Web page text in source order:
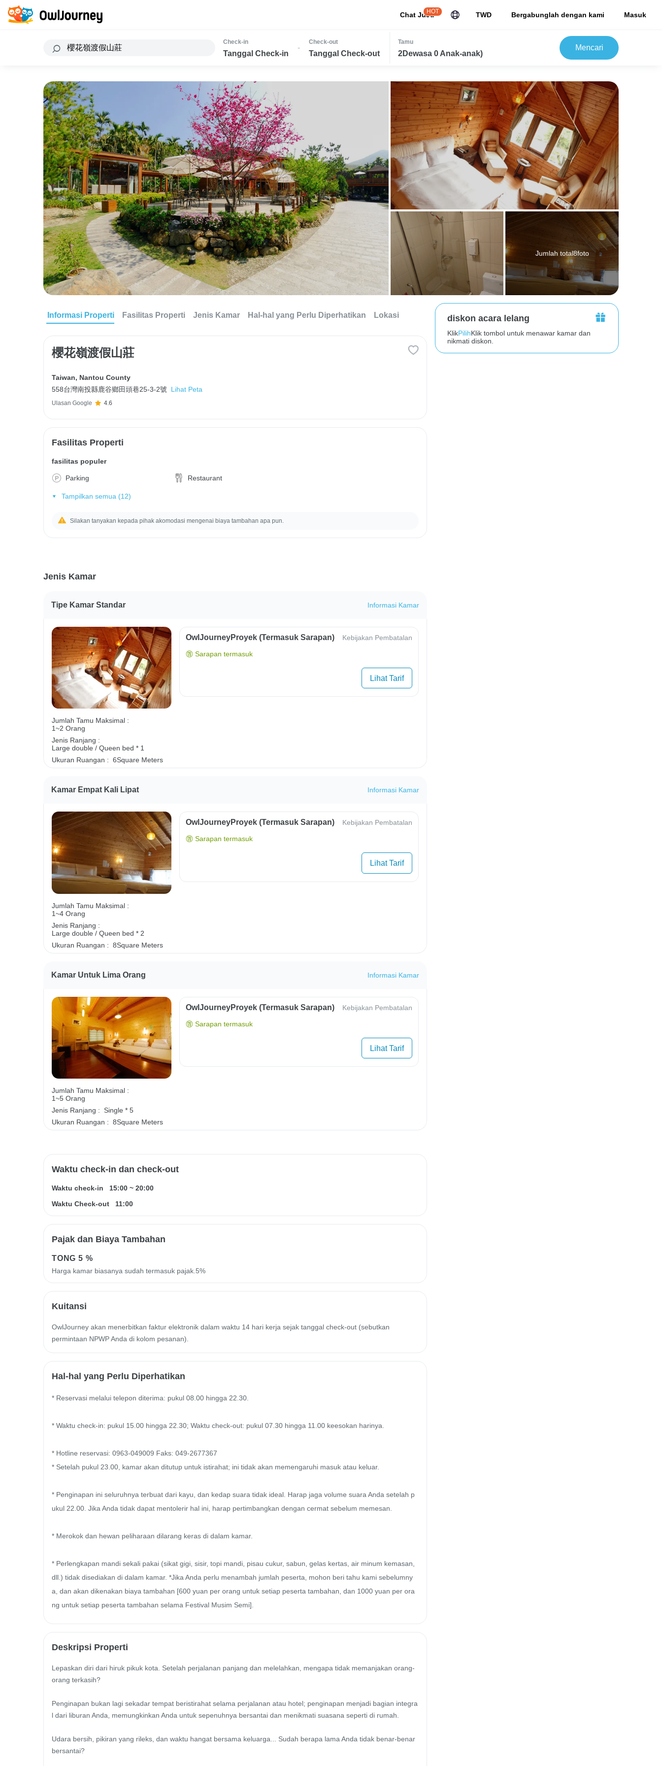
Chat JuJu
HOT TWD Bergabunglah dengan kami Masuk
Check-in
Tanggal Check-in
-
Check-out
Tanggal Check-out
Tamu
2Dewasa 0 Anak-anak)
Mencari
Jumlah total8foto
Informasi Properti Fasilitas Properti Jenis Kamar Hal-hal yang Perlu Diperhatikan Lokasi
櫻花嶺渡假山莊
Taiwan, Nantou County
558台灣南投縣鹿谷鄉田頭巷25-3-2號
Lihat Peta
Ulasan Google 4.6
Fasilitas Properti
fasilitas populer
Parking Restaurant
Tampilkan semua (12)
Silakan tanyakan kepada pihak akomodasi mengenai biaya tambahan apa pun.
Jenis Kamar
Tipe Kamar Standar Informasi Kamar
Jumlah Tamu Maksimal :
1~2 Orang
Jenis Ranjang :
Large double / Queen bed * 1
Ukuran Ruangan : 6Square Meters
OwlJourneyProyek (Termasuk Sarapan) Kebijakan Pembatalan
Sarapan termasuk
Lihat Tarif
Kamar Empat Kali Lipat Informasi Kamar
Jumlah Tamu Maksimal :
1~4 Orang
Jenis Ranjang :
Large double / Queen bed * 2
Ukuran Ruangan : 8Square Meters
OwlJourneyProyek (Termasuk Sarapan) Kebijakan Pembatalan
Sarapan termasuk
Lihat Tarif
Kamar Untuk Lima Orang Informasi Kamar
Jumlah Tamu Maksimal :
1~5 Orang
Jenis Ranjang :
Single * 5
Ukuran Ruangan : 8Square Meters
OwlJourneyProyek (Termasuk Sarapan) Kebijakan Pembatalan
Sarapan termasuk
Lihat Tarif
Waktu check-in dan check-out
Waktu check-in 15:00 ~ 20:00
Waktu Check-out
11:00
Pajak dan Biaya Tambahan
TONG 5 %
Harga kamar biasanya sudah termasuk pajak.5%
Kuitansi
OwlJourney akan menerbitkan faktur elektronik dalam waktu 14 hari kerja sejak tanggal check-out (sebutkan
permintaan NPWP Anda di kolom pesanan).
Hal-hal yang Perlu Diperhatikan
* Reservasi melalui telepon diterima: pukul 08.00 hingga 22.30.
* Waktu check-in: pukul 15.00 hingga 22.30; Waktu check-out: pukul 07.30 hingga 11.00 keesokan harinya.
* Hotline reservasi: 0963-049009 Faks: 049-2677367
* Setelah pukul 23.00, kamar akan ditutup untuk istirahat; ini tidak akan memengaruhi masuk atau keluar.
* Penginapan ini seluruhnya terbuat dari kayu, dan kedap suara tidak ideal. Harap jaga volume suara Anda setelah p
ukul 22.00. Jika Anda tidak dapat mentolerir hal ini, harap pertimbangkan dengan cermat sebelum memesan.
* Merokok dan hewan peliharaan dilarang keras di dalam kamar.
* Perlengkapan mandi sekali pakai (sikat gigi, sisir, topi mandi, pisau cukur, sabun, gelas kertas, air minum kemasan,
dll.) tidak disediakan di dalam kamar. *Jika Anda perlu menambah jumlah peserta, mohon beri tahu kami sebelumny
a, dan akan dikenakan biaya tambahan [600 yuan per orang untuk setiap peserta tambahan, dan 1000 yuan per ora
ng untuk setiap peserta tambahan selama Festival Musim Semi].
Deskripsi Properti
Lepaskan diri dari hiruk pikuk kota. Setelah perjalanan panjang dan melelahkan, mengapa tidak memanjakan orang-
orang terkasih?
Penginapan bukan lagi sekadar tempat beristirahat selama perjalanan atau hotel; penginapan menjadi bagian integra
l dari liburan Anda, memungkinkan Anda untuk sepenuhnya bersantai dan menikmati suasana seperti di rumah.
Udara bersih, pikiran yang rileks, dan waktu hangat bersama keluarga... Sudah berapa lama Anda tidak benar-benar
bersantai?
diskon acara lelang
KlikPilihKlik tombol untuk menawar kamar dan
nikmati diskon.